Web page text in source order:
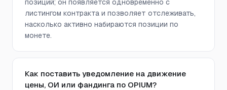
позиций; он появляется одновременно с
листингом контракта и позволяет отслеживать,
насколько активно набираются позиции по
монете.
Как поставить уведомление на движение
цены, ОИ или фандинга по OPIUM?